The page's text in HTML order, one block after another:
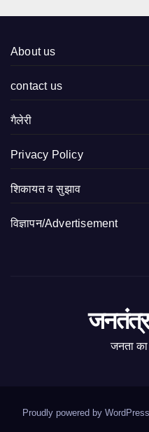
About us
contact us
गैलेरी
Privacy Policy
शिकायत व सुझाव
विज्ञापन/Advertisement
जनता
Proudly powered by WordPress